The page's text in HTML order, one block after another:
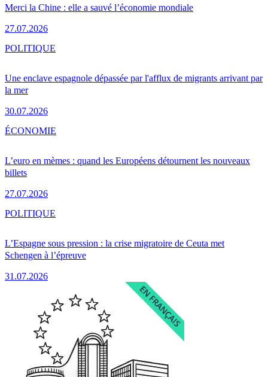
Merci la Chine : elle a sauvé l’économie mondiale
27.07.2026
Une enclave espagnole dépassée par l'afflux de migrants arrivant par
la mer
30.07.2026
POLITIQUE
L’euro en mèmes : quand les Européens détournent les nouveaux
billets
27.07.2026
ÉCONOMIE
L’Espagne sous pression : la crise migratoire de Ceuta met
Schengen à l’épreuve
31.07.2026
POLITIQUE